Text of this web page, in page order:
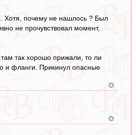
Хотя, почему не нашлось ? Был
не прочувствовал момент,
так хорошо прижали, то ли
и фланги. Прикинул опасные